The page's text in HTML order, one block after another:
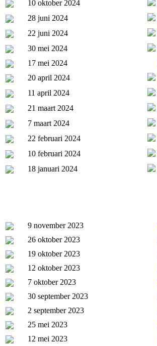
10 oktober 2024
28 juni 2024
22 juni 2024
30 mei 2024
17 mei 2024
20 april 2024
11 april 2024
21 maart 2024
7 maart 2024
22 februari 2024
10 februari 2024
18 januari 2024
9 november 2023
26 oktober 2023
19 oktober 2023
12 oktober 2023
7 oktober 2023
30 september 2023
2 september 2023
25 mei 2023
12 mei 2023